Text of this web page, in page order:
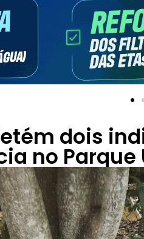
dois
no